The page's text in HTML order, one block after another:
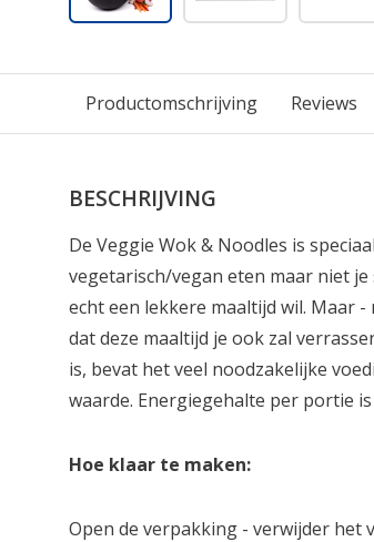
Productomschrijving Reviews
BESCHRIJVING
De Veggie Wok & Noodles is
vegetarisch/vegan eten maar niet
echt een lekkere maaltijd wil. Maar
dat deze maaltijd je ook zal
is, bevat het veel noodzakelijke
waarde. Energiegehalte per portie is
Hoe klaar te maken:
Open de verpakking - verwijder het